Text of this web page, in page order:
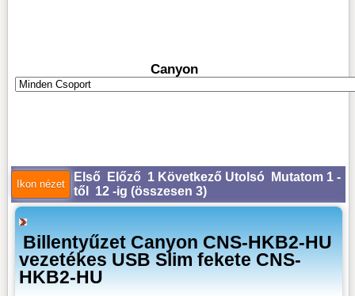
Canyon
Első Előző 1 Következő Utolsó Mutatom 1 -
től 12 -ig (összesen 3)
Billentyűzet Canyon CNS-HKB2-HU
vezetékes USB Slim fekete CNS-
HKB2-HU